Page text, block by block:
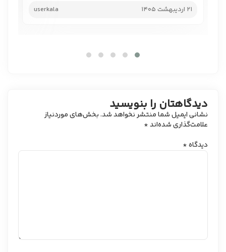
21 اردیبهشت 1405 userkala
دیدگاهتان را بنویسید
نشانی ایمیل شما منتشر نخواهد شد.بخش‌های موردنیاز
علامت‌گذاری شده‌اند*
دیدگاه*